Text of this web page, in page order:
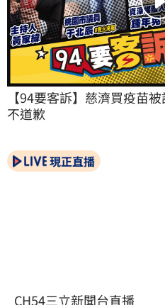
【94要客訴】慈濟買疫苗
不道歉
現正直播
CH54三立新聞台直播